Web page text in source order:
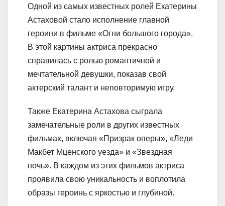
Одной из самых известных ролей Екатерины
Астаховой стало исполнение главной
героини в фильме «Огни большого города».
В этой картины актриса прекрасно
справилась с ролью романтичной и
мечтательной девушки, показав свой
актерский талант и неповторимую игру.
Также Екатерина Астахова сыграла
замечательные роли в других известных
фильмах, включая «Призрак оперы», «Леди
Макбет Мценского уезда» и «Звездная
ночь». В каждом из этих фильмов актриса
проявила свою уникальность и воплотила
образы героинь с яркостью и глубиной.